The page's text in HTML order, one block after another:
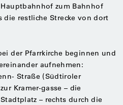
zum Bahnhof
die restliche Strecke von dort
der Pfarrkirche beginnen und
aufnehmen:
Straße (Südtiroler
Kramer-gasse – die
– rechts durch die